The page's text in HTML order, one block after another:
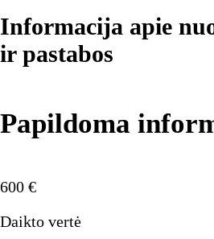
Informacija apie
ir pastabos
Papildoma
600 €
Daikto vertė